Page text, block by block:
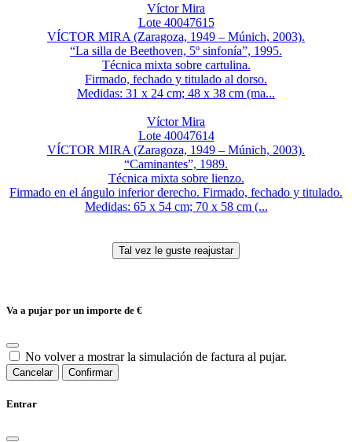
Víctor Mira
Lote 40047615
VÍCTOR MIRA (Zaragoza, 1949 – Múnich, 2003).
“La silla de Beethoven, 5º sinfonía”, 1995.
Técnica mixta sobre cartulina.
Firmado, fechado y titulado al dorso.
Medidas: 31 x 24 cm; 48 x 38 cm (ma...
Víctor Mira
Lote 40047614
VÍCTOR MIRA (Zaragoza, 1949 – Múnich, 2003).
“Caminantes”, 1989.
Técnica mixta sobre lienzo.
Firmado en el ángulo inferior derecho. Firmado, fechado y titulado.
Medidas: 65 x 54 cm; 70 x 58 cm (...
Va a pujar por un importe de €
No volver a mostrar la simulación de factura al pujar.
Cancelar Confirmar
Entrar